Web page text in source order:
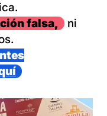
falsa,
ni